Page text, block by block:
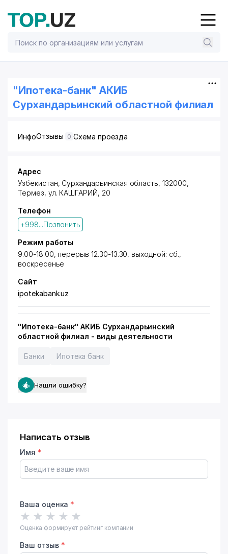
"Ипотека-банк" АКИБ
Сурхандарьинский областной филиал
ИнфоОтзывы 0 Схема проезда
Адрес
Узбекистан, Сурхандарьинская область, 132000,
Термез, ул. КАШГАРИЙ, 20
Телефон
+998...Позвонить
Режим работы
9.00-18.00, перерыв 12.30-13.30, выходной: сб.,
воскресенье
Сайт
ipotekabank.uz
"Ипотека-банк" АКИБ Сурхандарьинский
областной филиал - виды деятельности
Банки Ипотека банк
Нашли ошибку?
Написать отзыв
Имя *
Ваша оценка *
★ ★ ★ ★ ★
Оценка формирует рейтинг компании
Ваш отзыв *